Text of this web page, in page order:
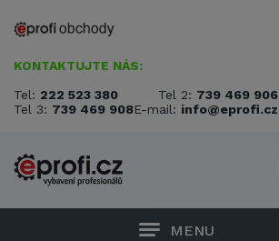
KONTAKTUJTE NÁS:
Tel: 222 523 380 Tel 2: 739 469 906
Tel 3: 739 469 908E-mail: info@eprofi.cz
MENU